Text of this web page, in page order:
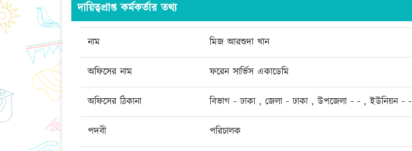
দায়িত্বপ্রাপ্ত কর্মকর্তার তথ্য
নাম মিজ আরশুদা খান
অফিসের নাম ফরেন সার্ভিস একাডেমি
অফিসের ঠিকানা বিভাগ - ঢাকা , জেলা - ঢাকা , উপজেলা - - , ইউনিয়ন - -
পদবী পরিচালক